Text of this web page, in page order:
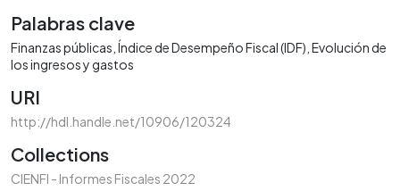
Palabras clave
Finanzas públicas Índice de Desempeño Fiscal (IDF) Evolución de
los ingresos y gastos
URI
http://hdl.handle.net/10906/120324
Collections
CIENFI - Informes Fiscales 2022